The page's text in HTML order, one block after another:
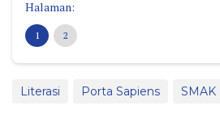
Halaman:
1 2
Literasi Porta Sapiens SMAK